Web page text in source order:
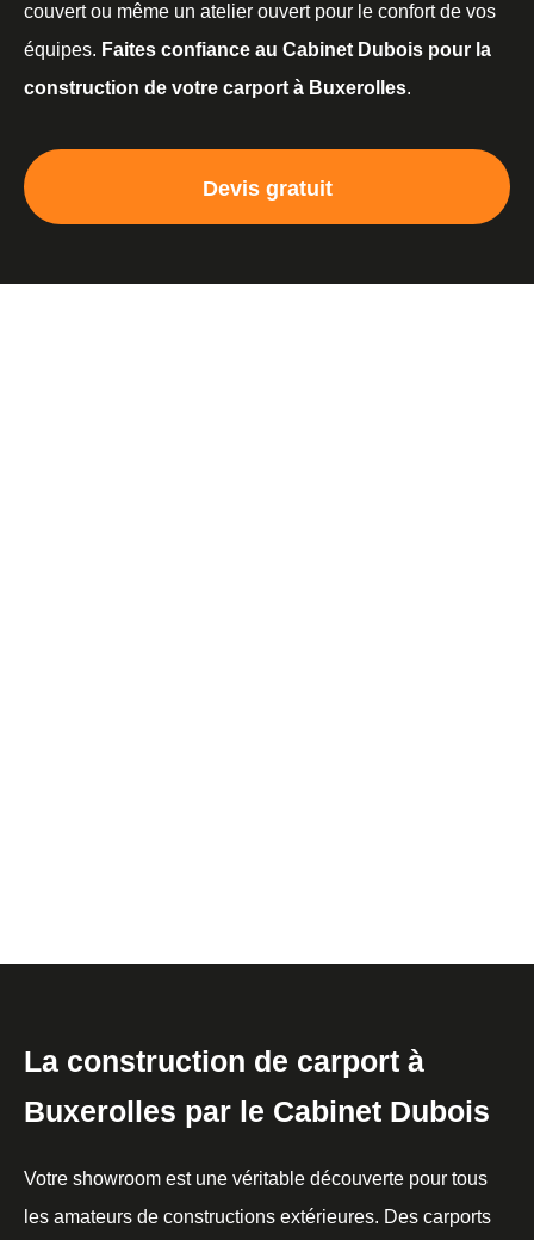
couvert ou même un atelier ouvert pour le confort de vos
équipes. Faites confiance au Cabinet Dubois pour la
construction de votre carport à Buxerolles.
Devis gratuit
La construction de carport à
Buxerolles par le Cabinet Dubois
Votre showroom est une véritable découverte pour tous
les amateurs de constructions extérieures. Des carports